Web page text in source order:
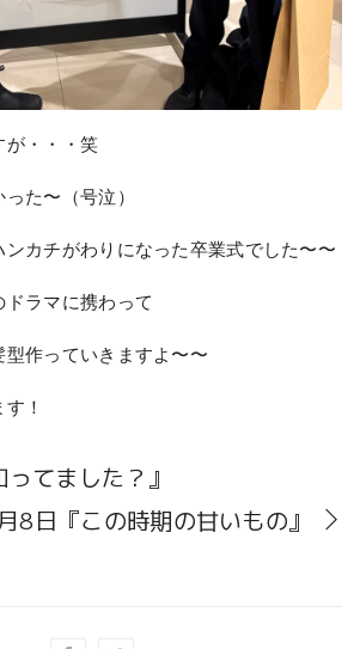
が・・・笑
た〜（号泣）
ンカチがわりになった卒業式でした〜〜
ラマに携わって
作っていきますよ〜〜
！
てました？』
8日『この時期の甘いもの』